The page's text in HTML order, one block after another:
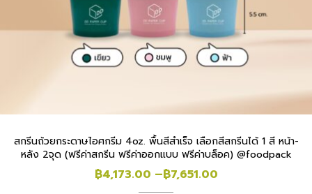
สกรีนถ้วยกระดาษไอศกรีม 4oz. พื้นสีสำเร็จ เลือกสีสกรีนได้ 1 สี หน้า-
หลัง 2จุด (ฟรีค่าสกรีน ฟรีค่าออกแบบ ฟรีค่าบล็อค) @foodpack
฿4,173.00 –฿7,651.00